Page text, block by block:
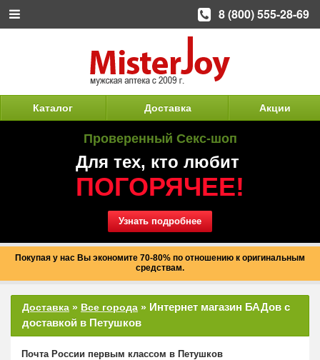
Каталог Доставка Акции
Проверенный Секс-шоп
Для тех, кто любит
ПОГОРЯЧЕЕ!
Узнать подробнее
Покупая у нас Вы экономите 70-80% по отношению к оригинальным
средствам.
Доставка » Все города » Интернет магазин БАДов с
доставкой в Петушков
Почта России первым классом в Петушков
8 (800) 555-28-69